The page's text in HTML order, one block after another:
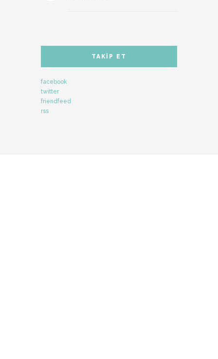
TAKIP ET
facebook
twitter
friendfeed
rss